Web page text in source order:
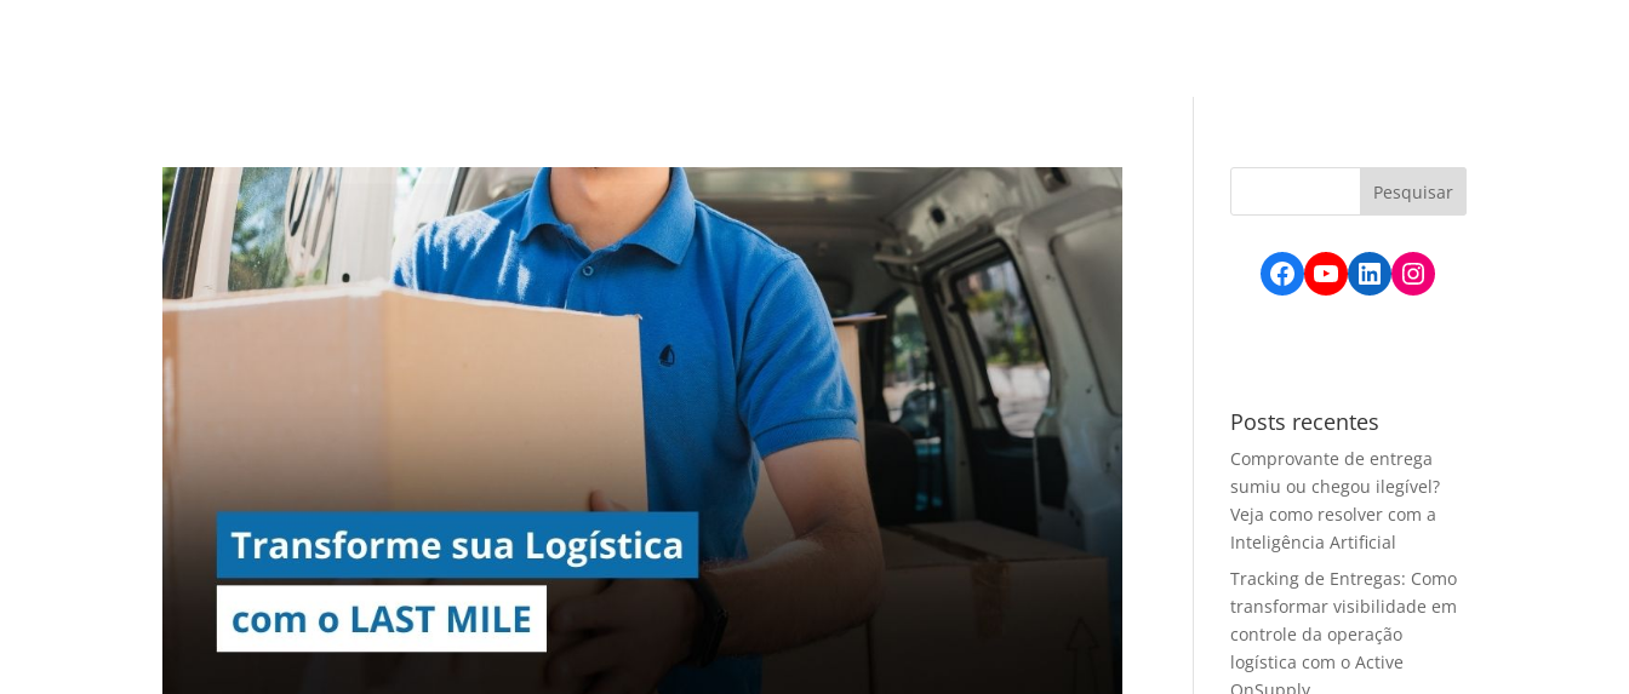
Facebook
YouTube
LinkedIn
Instagram
Posts recentes
Comprovante de entrega
sumiu ou chegou ilegível?
Veja como resolver com a
Inteligência Artificial
Tracking de Entregas: Como
transformar visibilidade em
controle da operação
logística com o Active